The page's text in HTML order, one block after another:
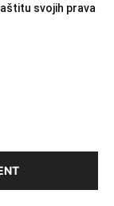
svojih prava